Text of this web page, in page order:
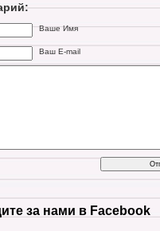
Ваше Имя
Ваш E-mail
за нами в Facebook